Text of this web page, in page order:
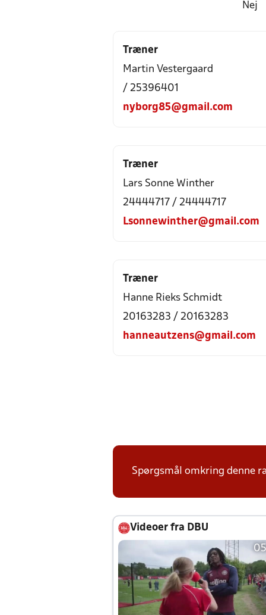
Nej
Træner
Martin Vestergaard
/ 25396401
nyborg85@gmail.com
Træner
Lars Sonne Winther
24444717 / 24444717
Lsonnewinther@gmail.com
Træner
Hanne Rieks Schmidt
20163283 / 20163283
hanneautzens@gmail.com
Spørgsmål omkring denne
Videoer fra DBU